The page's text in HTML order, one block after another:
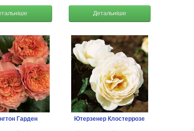
Детальніше
Гарден Ютерзенер Клостеррозе